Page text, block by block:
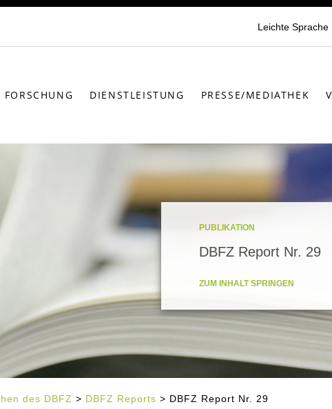
Leichte Sprache
FORSCHUNG DIENSTLEISTUNG PRESSE/MEDIATHEK
PUBLIKATION
DBFZ Report Nr. 29
ZUM INHALT SPRINGEN
des DBFZ > DBFZ Reports > DBFZ Report Nr. 29